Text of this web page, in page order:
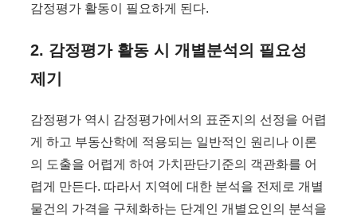
감정평가 활동이 필요하게 된다.
2. 감정평가 활동 시 개별분석의 필요성
제기
감정평가 역시 감정평가에서의 표준지의 선정을 어렵
게 하고 부동산학에 적용되는 일반적인 원리나 이론
의 도출을 어렵게 하여 가치판단기준의 객관화를 어
렵게 만든다. 따라서 지역에 대한 분석을 전제로 개별
물건의 가격을 구체화하는 단계인 개별요인의 분석을